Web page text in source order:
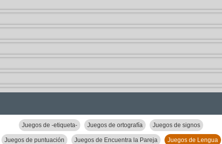
Juegos de -etiqueta- Juegos de ortografía Juegos de signos
Juegos de puntuación Juegos de Encuentra la Pareja Juegos de Lengua